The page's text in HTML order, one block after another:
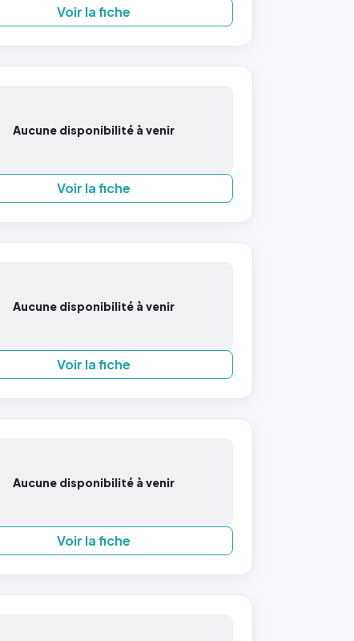
Voir la fiche
Aucune disponibilité à venir
Voir la fiche
Aucune disponibilité à venir
Voir la fiche
Aucune disponibilité à venir
Voir la fiche